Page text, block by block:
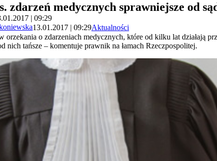
zdarzeń medycznych sprawniejsze od
| 09:29
13.01.2017 | 09:29Aktualności
orzekania o zdarzeniach medycznych, które od kilku lat działają
nich tańsze – komentuje prawnik na łamach Rzeczpospolitej.